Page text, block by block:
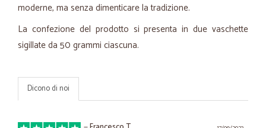
moderne, ma senza dimenticare la tradizione.
La confezione del prodotto si presenta in due vaschette
sigillate da 50 grammi ciascuna.
Dicono di noi